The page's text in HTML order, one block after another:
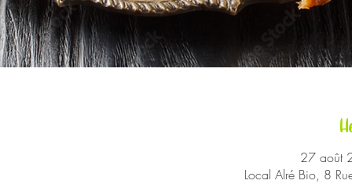
27 août
Local Alré Bio, 8